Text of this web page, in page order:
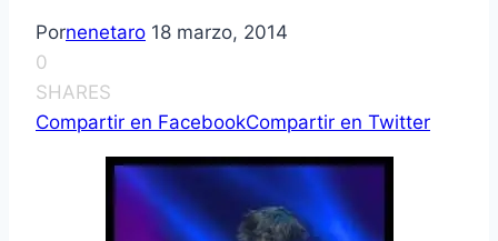
Pornenetaro 18 marzo, 2014
0
SHARES
Compartir en FacebookCompartir en Twitter